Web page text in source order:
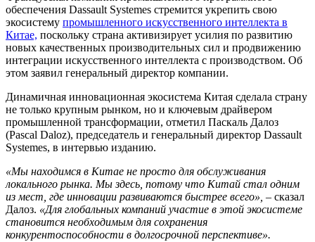
обеспечения Dassault Systemes стремится укрепить свою
экосистему промышленного искусственного интеллекта в
Китае, поскольку страна активизирует усилия по развитию
новых качественных производительных сил и продвижению
интеграции искусственного интеллекта с производством. Об
этом заявил генеральный директор компании.
Динамичная инновационная экосистема Китая сделала страну
не только крупным рынком, но и ключевым драйвером
промышленной трансформации, отметил Паскаль Далоз
(Pascal Daloz), председатель и генеральный директор Dassault
Systemes, в интервью изданию.
«Мы находимся в Китае не просто для обслуживания
локального рынка. Мы здесь, потому что Китай стал одним
из мест, где инновации развиваются быстрее всего», – сказал
Далоз. «Для глобальных компаний участие в этой экосистеме
становится необходимым для сохранения
конкурентоспособности в долгосрочной перспективе».